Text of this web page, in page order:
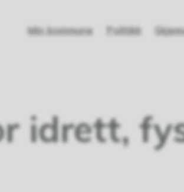
Min kommune Politikk
idrett,